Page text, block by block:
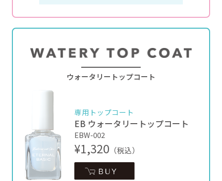
ウォータリートップコート
専用トップコート
EB ウォータリートップコート
EBW-002
¥1,320 （税込）